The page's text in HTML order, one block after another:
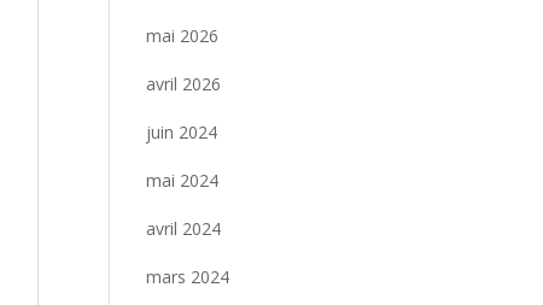
mai 2026
avril 2026
juin 2024
mai 2024
avril 2024
mars 2024